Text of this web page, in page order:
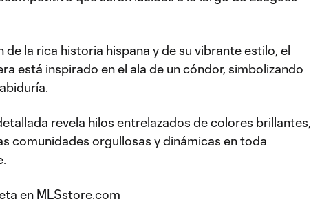
de la rica historia hispana y de su vibrante estilo, el
está inspirado en el ala de un cóndor, simbolizando
revela hilos entrelazados de colores brillantes,
comunidades orgullosas y dinámicas en toda
en MLSstore.com